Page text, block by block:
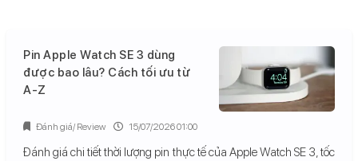
Pin Apple Watch SE 3 dùng
được bao lâu? Cách tối ưu từ
A-Z
Đánh giá chi tiết thời lượng pin thực tế của Apple Watch SE 3, tốc
Đánh giá/ Review 15/07/2026 01:00